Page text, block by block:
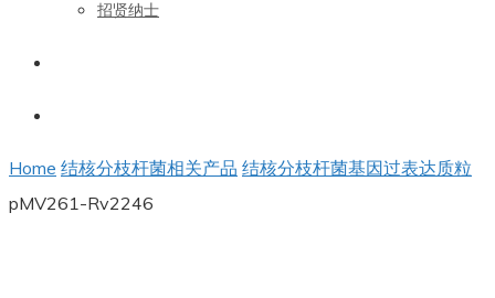
招贤纳士
Home 结核分枝杆菌相关产品 结核分枝杆菌基因过表达质粒
pMV261-Rv2246